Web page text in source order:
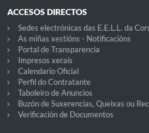
ACCESOS DIRECTOS
Sedes electrónicas das E.E.L.L. da
As miñas xestións - Notificacións
Portal de Transparencia
Impresos xerais
Calendario Oficial
Perfil do Contratante
Taboleiro de Anuncios
Buzón de Suxerencias, Queixas ou
Verificación de Documentos